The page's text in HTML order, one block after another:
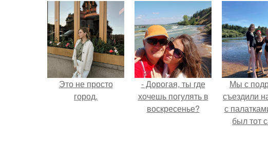
Это не просто
город.
- Дорогая, ты где
хочешь погулять в
воскресенье?
Мы с
съездили
с
был тот